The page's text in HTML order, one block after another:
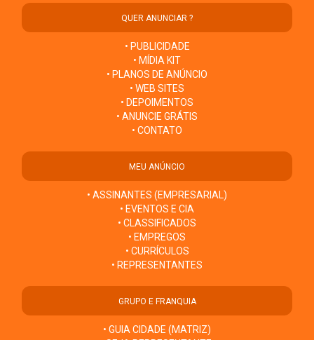
QUER ANUNCIAR ?
• PUBLICIDADE
• MÍDIA KIT
• PLANOS DE ANÚNCIO
• WEB SITES
• DEPOIMENTOS
• ANUNCIE GRÁTIS
• CONTATO
MEU ANÚNCIO
• ASSINANTES (EMPRESARIAL)
• EVENTOS E CIA
• CLASSIFICADOS
• EMPREGOS
• CURRÍCULOS
• REPRESENTANTES
GRUPO E FRANQUIA
• GUIA CIDADE (MATRIZ)